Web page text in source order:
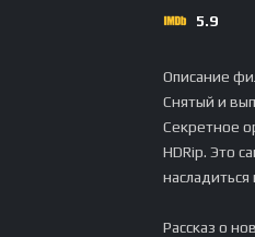
5.9
Описание
Снятый и
Секретное
HDRip. Это
Рассказ о